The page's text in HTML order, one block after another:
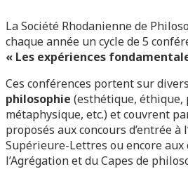
La Société Rhodanienne de
chaque année un cycle de 5
« Les expériences
Ces conférences portent sur divers
philosophie (esthétique, éthique,
métaphysique, etc.) et couvrent
proposés aux concours d’entrée à
Supérieure-Lettres ou encore aux
l’Agrégation et du Capes de